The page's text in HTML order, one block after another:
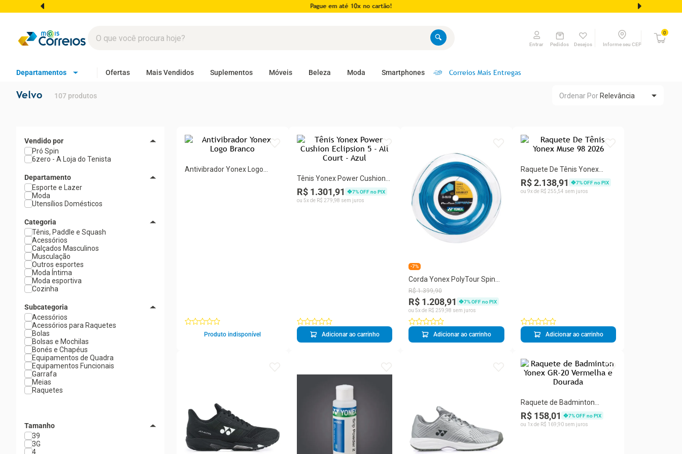
Pague em até 10x no cartão!
Entrar Pedidos Desejos Informe seu CEP
0
Departamentos Ofertas Mais Vendidos Suplementos Móveis Beleza Moda Smartphones Correios Mais Entregas
Velvo 107 produtos Ordenar Por Relevância
Pró Spin
6zero - A Loja do Tenista
Departamento
Esporte e Lazer
Moda
Utensílios Domésticos
Categoria
Tênis, Paddle e Squash
Acessórios
Calçados Masculinos
Musculação
Outros esportes
Moda Íntima
Moda esportiva
Cozinha
Subcategoria
Acessórios
Acessórios para Raquetes
Bolas
Bolsas e Mochilas
Bonés e Chapéus
Equipamentos de Quadra
Equipamentos Funcionais
Garrafa
Meias
Raquetes
Tamanho
39
3G
4
Antivibrador Yonex Logo
Produto indisponível
Tênis Yonex Power Cushion
Eclipsion 5 - All Court - Azul
R$ 1.301,91 7% OFF no PIX
ou 5x de R$ 279 98 sem juros
Adicionar ao carrinho
-7%
Corda Yonex PolyTour Spin
16L 1.25mm Azul Rolo com
200 Metros
R$ 1.399,90
R$ 1.208,91 7% OFF no PIX
ou 5x de R$ 259 98 sem juros
Adicionar ao carrinho
Raquete De Tênis Yonex
Muse 98 2026
R$ 2.138,91 7% OFF no PIX
ou 9x de R$ 255 54 sem juros
Adicionar ao carrinho
Raquete de Badminton
Yonex GR-20 Vermelha e
Dourada
R$ 158,01 7% OFF no PIX
ou 1 x de R$ 169 90sem juros